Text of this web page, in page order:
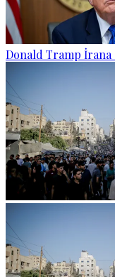
Donald Tramp İrana